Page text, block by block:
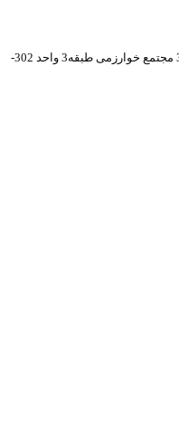
شیراز - خیابان سید جمالدین اسدآبادی کوچه 3 مجتمع خوارزمی طبقه3 واحد 302-